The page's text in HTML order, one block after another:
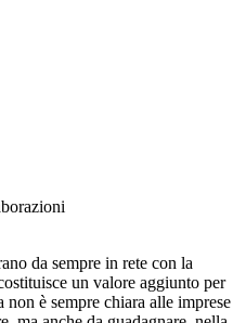
da sempre in rete con la
un valore aggiunto per
è sempre chiara alle imprese